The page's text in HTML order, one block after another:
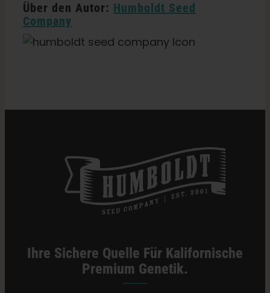
Über den Autor: Humboldt Seed
Company
Ihre Sichere Quelle Für Kalifornische
Premium Genetik.